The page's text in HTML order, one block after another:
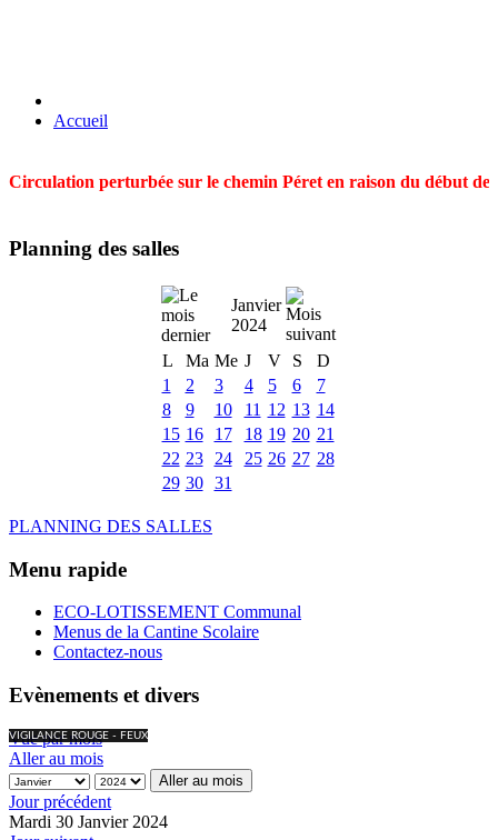
Accueil
Circulation perturbée sur le chemin Péret en raison du début
Planning des salles
Janvier
2024
L
Ma Me J V S
D
1
2 3 4 5 6
7
8
9 10 11 12 13 14
15 16 17 18 19 20 21
22 23 24 25 26 27 28
29 30 31
PLANNING DES SALLES
Menu rapide
ECO-LOTISSEMENT Communal
Menus de la Cantine Scolaire
Contactez-nous
Evènements et divers
VIGILANCE ROUGE - FEUX
Vue par mois
Aller au mois
Aller au mois
Jour précédent
Mardi 30 Janvier 2024